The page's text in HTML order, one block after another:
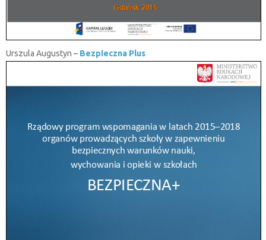
Urszula Augustyn – Bezpieczna Plus